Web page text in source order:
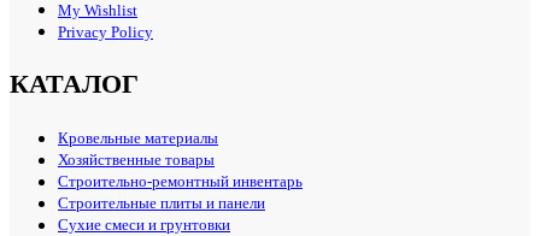
My Wishlist
Privacy Policy
КАТАЛОГ
Кровельные материалы
Хозяйственные товары
Строительно-ремонтный инвентарь
Строительные плиты и панели
Сухие смеси и грунтовки